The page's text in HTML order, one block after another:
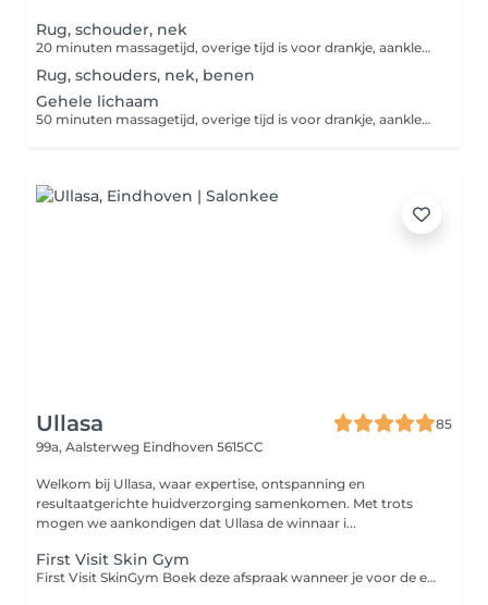
Rug, schouder, nek
20 minuten massagetijd, overige tijd is voor drankje, aankleden etc.
Rug, schouders, nek, benen
Gehele lichaam
50 minuten massagetijd, overige tijd is voor drankje, aankleden etc.
Ullasa
85
99a, Aalsterweg Eindhoven 5615CC
Welkom bij Ullasa, waar expertise, ontspanning en
resultaatgerichte huidverzorging samenkomen. Met trots
mogen we aankondigen dat Ullasa de winnaar i...
First Visit Skin Gym
First Visit SkinGym Boek deze afspraak wanneer je voor de eerste keer een SkinGym bij ons ondergaat. Tijdens deze eerste afspraak nemen we extra tijd om jouw huid goed te analyseren, jouw wensen en doelen te bespreken en alle SkinGym-opties duidelijk aan je uit te leggen. Zo kunnen we samen bepalen welke behandeling en technieken het beste passen bij jouw huidconditie en het resultaat dat jij wilt bereiken. Deze first visit is belangrijk om jouw behandeling direct goed af te stemmen en het maximale uit jouw SkinGym te halen. Wil je Buccal toevoegen? Dat kan direct via Extras, of geef het tijdens de intake aan.